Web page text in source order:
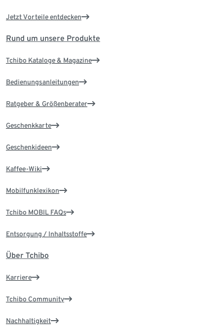
Jetzt Vorteile entdecken
Rund um unsere Produkte
Tchibo Kataloge & Magazine
Bedienungsanleitungen
Ratgeber & Größenberater
Geschenkkarte
Geschenkideen
Kaffee-Wiki
Mobilfunklexikon
Tchibo MOBIL FAQs
Entsorgung / Inhaltsstoffe
Über Tchibo
Karriere
Tchibo Community
Nachhaltigkeit